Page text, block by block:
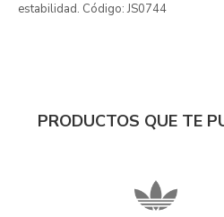
estabilidad. Código: JS0744
PRODUCTOS QUE TE